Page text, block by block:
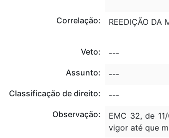
Correlação: REEDIÇÃO DA
Veto:
---
Assunto:
---
Classificação de direito:
---
Observação:
EMC 32, de
vigor até que